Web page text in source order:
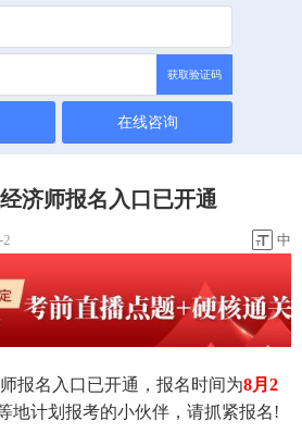
获取验证码
在线咨询
济师报名入口已开通
2 中
报名入口已开通，报名时间为8月2
地计划报考的小伙伴，请抓紧报名!